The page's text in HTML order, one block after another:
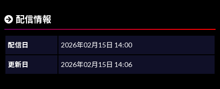
配信情報
配信日 2026年02月15日 14:00
更新日 2026年02月15日 14:06